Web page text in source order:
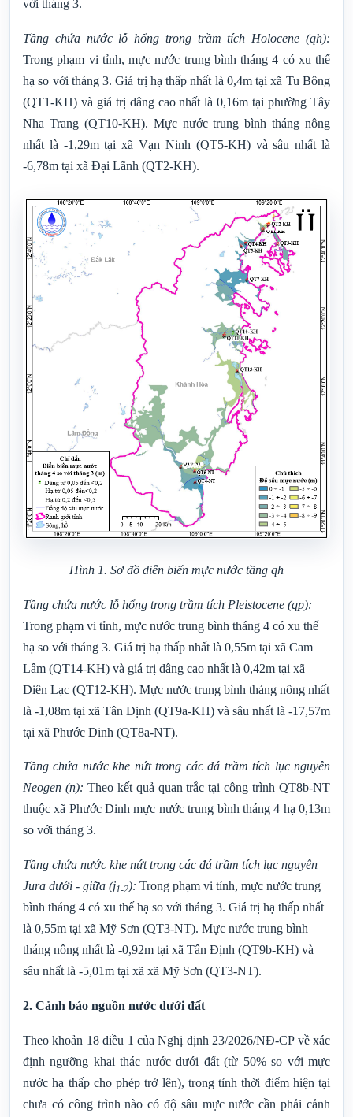
với tháng 3.
Tầng chứa nước lỗ hổng trong trầm tích Holocene (qh):
Trong phạm vi tỉnh, mực nước trung bình tháng 4 có xu thế
hạ so với tháng 3. Giá trị hạ thấp nhất là 0,4m tại xã Tu Bông
(QT1-KH) và giá trị dâng cao nhất là 0,16m tại phường Tây
Nha Trang (QT10-KH). Mực nước trung bình tháng nông
nhất là -1,29m tại xã Vạn Ninh (QT5-KH) và sâu nhất là
-6,78m tại xã Đại Lãnh (QT2-KH).
Hình 1. Sơ đồ diễn biến mực nước tầng qh
Tầng chứa nước lỗ hổng trong trầm tích Pleistocene (qp):
Trong phạm vi tỉnh, mực nước trung bình tháng 4 có xu thế
hạ so với tháng 3. Giá trị hạ thấp nhất là 0,55m tại xã Cam
Lâm (QT14-KH) và giá trị dâng cao nhất là 0,42m tại xã
Diên Lạc (QT12-KH). Mực nước trung bình tháng nông nhất
là -1,08m tại xã Tân Định (QT9a-KH) và sâu nhất là -17,57m
tại xã Phước Dinh (QT8a-NT).
Tầng chứa nước khe nứt trong các đá trầm tích lục nguyên
Neogen (n): Theo kết quả quan trắc tại công trình QT8b-NT
thuộc xã Phước Dinh mực nước trung bình tháng 4 hạ 0,13m
so với tháng 3.
Tầng chứa nước khe nứt trong các đá trầm tích lục nguyên
Jura dưới - giữa (j1-2): Trong phạm vi tỉnh, mực nước trung
bình tháng 4 có xu thế hạ so với tháng 3. Giá trị hạ thấp nhất
là 0,55m tại xã Mỹ Sơn (QT3-NT). Mực nước trung bình
tháng nông nhất là -0,92m tại xã Tân Định (QT9b-KH) và
sâu nhất là -5,01m tại xã xã Mỹ Sơn (QT3-NT).
2. Cảnh báo nguồn nước dưới đất
Theo khoản 18 điều 1 của Nghị định 23/2026/NĐ-CP về xác
định ngưỡng khai thác nước dưới đất (từ 50% so với mực
nước hạ thấp cho phép trở lên), trong tỉnh thời điểm hiện tại
chưa có công trình nào có độ sâu mực nước cần phải cảnh